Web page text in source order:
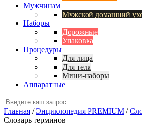
Мужчинам
Мужской домашний
Наборы
Дорожные
Упаковка
Процедуры
Для лица
Для тела
Мини-наборы
Аппаратные
Главная /Энциклопедия PREMIUM /
Словарь терминов